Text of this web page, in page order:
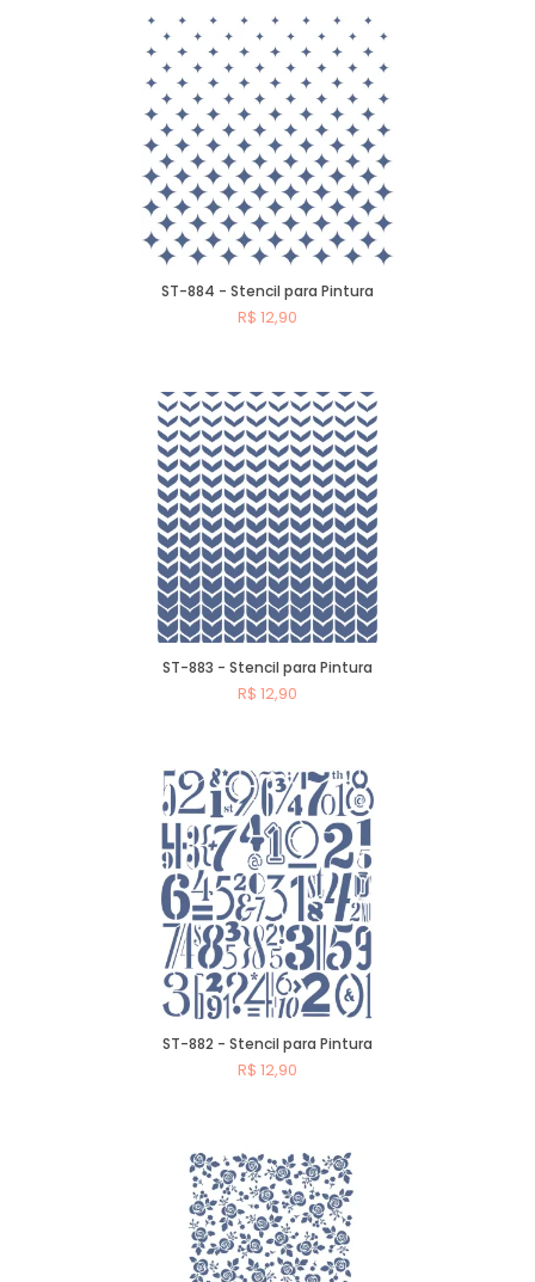
ST-884 - Stencil para Pintura
R$ 12,90
ST-883 - Stencil para Pintura
R$ 12,90
ST-882 - Stencil para Pintura
R$ 12,90